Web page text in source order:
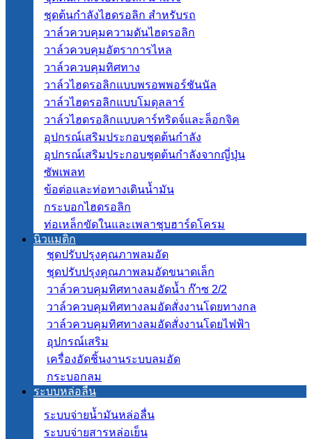
ชุดต้นกำลังไฮดรอลิก สำหรับรถ
วาล์วควบคุมความดันไฮดรอลิก
วาล์วควบคุมอัตราการไหล
วาล์วควบคุมทิศทาง
วาล์วไฮดรอลิกแบบพรอพพอร์ชันนัล
วาล์วไฮดรอลิกแบบโมดุลลาร์
วาล์วไฮดรอลิกแบบคาร์ทริดจ์และล็อกจิค
อุปกรณ์เสริมประกอบชุดต้นกำลัง
อุปกรณ์เสริมประกอบชุดต้นกำลังจากญี่ปุ่น
ซัพเพลท
ข้อต่อและท่อทางเดินน้ำมัน
กระบอกไฮดรอลิก
ท่อเหล็กขัดในและเพลาชุบฮาร์ดโครม
นิวแมติก
ชุดปรับปรุงคุณภาพลมอัด
ชุดปรับปรุงคุณภาพลมอัดขนาดเล็ก
วาล์วควบคุมทิศทางลมอัดน้ำ ก๊าซ 2/2
วาล์วควบคุมทิศทางลมอัดสั่งงานโดยทางกล
วาล์วควบคุมทิศทางลมอัดสั่งงานโดยไฟฟ้า
อุปกรณ์เสริม
เครื่องอัดชิ้นงานระบบลมอัด
กระบอกลม
ระบบหล่อลื่น
ระบบจ่ายน้ำมันหล่อลื่น
ระบบจ่ายสารหล่อเย็น